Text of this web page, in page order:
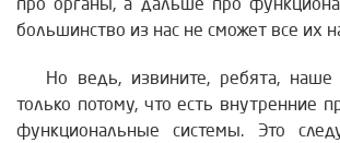
про органы, а дальше про
большинство из нас не сможет все их
Но ведь, извините, ребята, наше
только потому, что есть внутренние
функциональные системы. Это